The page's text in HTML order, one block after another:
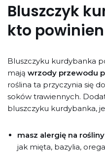
Bluszczyk
kto
Bluszczyku kurdybanka
mają wrzody przewodu
roślina ta przyczynia się
soków trawiennych.
bluszczyku kurdybanka,
masz alergię na
jak mięta, bazylia,